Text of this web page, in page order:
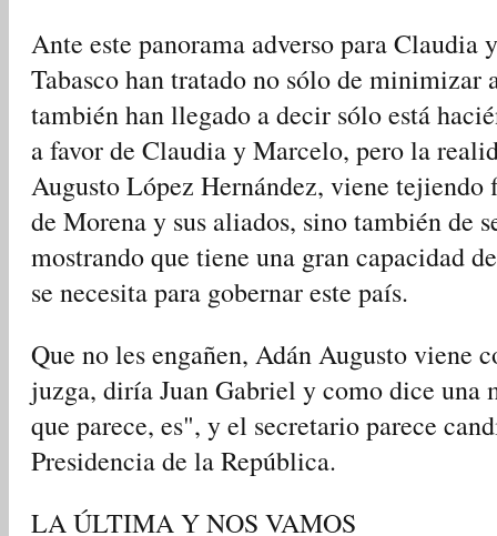
Ante este panorama adverso para Claudia
Tabasco han tratado no sólo de minimizar
también han llegado a decir sólo está
a favor de Claudia y Marcelo, pero la
Augusto López Hernández, viene
de Morena y sus aliados, sino también de
mostrando que tiene una gran capacidad
se necesita para gobernar este país.
Que no les engañen, Adán Augusto viene
juzga, diría Juan Gabriel y como dice
que parece, es", y el secretario parece
Presidencia de la República.
LA ÚLTIMA Y NOS VAMOS